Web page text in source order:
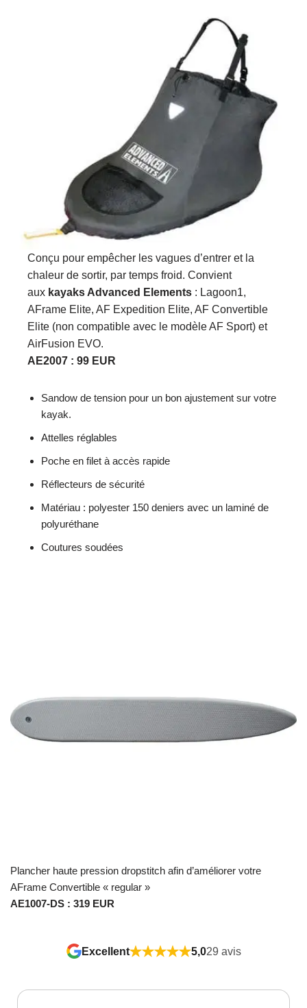
Conçu pour empêcher les vagues d’entrer et la
chaleur de sortir, par temps froid. Convient
aux kayaks Advanced Elements: Lagoon1,
AFrame Elite, AF Expedition Elite, AF Convertible
Elite (non compatible avec le modèle AF Sport) et
AirFusion EVO.
AE2007 : 99 EUR
Sandow de tension pour un bon ajustement sur votre
kayak.
Attelles réglables
Poche en filet à accès rapide
Réflecteurs de sécurité
Matériau : polyester 150 deniers avec un laminé de
polyuréthane
Coutures soudées
Plancher haute pression dropstitch afin d’améliorer votre
AFrame Convertible « regular »
AE1007-DS : 319 EUR
Excellent 5,029 avis